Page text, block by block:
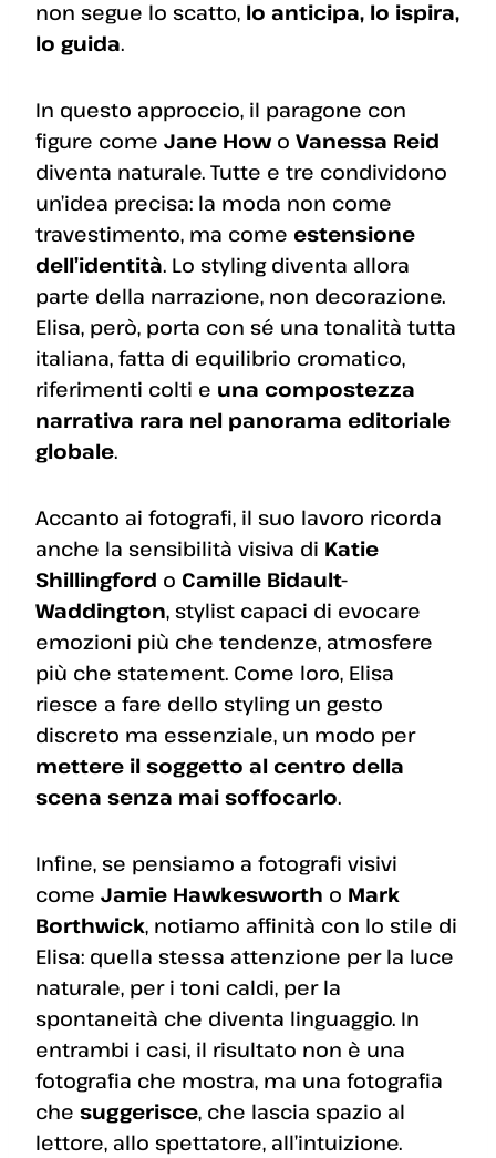
non segue lo scatto, lo anticipa, lo ispira,
lo guida.
In questo approccio, il paragone con
figure come Jane How o Vanessa Reid
diventa naturale. Tutte e tre condividono
un’idea precisa: la moda non come
travestimento, ma come estensione
dell’identità. Lo styling diventa allora
parte della narrazione, non decorazione.
Elisa, però, porta con sé una tonalità tutta
italiana, fatta di equilibrio cromatico,
riferimenti colti e una compostezza
narrativa rara nel panorama editoriale
globale.
Accanto ai fotografi, il suo lavoro ricorda
anche la sensibilità visiva di Katie
Shillingford o Camille Bidault-
Waddington, stylist capaci di evocare
emozioni più che tendenze, atmosfere
più che statement. Come loro, Elisa
riesce a fare dello styling un gesto
discreto ma essenziale, un modo per
mettere il soggetto al centro della
scena senza mai soffocarlo.
Infine, se pensiamo a fotografi visivi
come Jamie Hawkesworth o Mark
Borthwick, notiamo affinità con lo stile di
Elisa: quella stessa attenzione per la luce
naturale, per i toni caldi, per la
spontaneità che diventa linguaggio. In
entrambi i casi, il risultato non è una
fotografia che mostra, ma una fotografia
che suggerisce, che lascia spazio al
lettore, allo spettatore, all’intuizione.